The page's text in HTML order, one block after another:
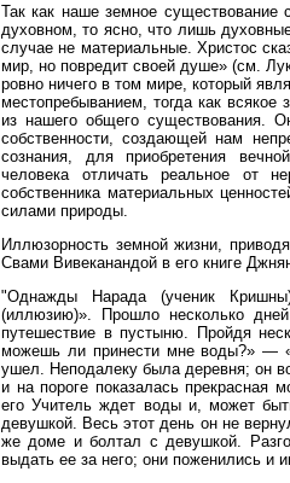
Так как наше земное
духовном, то ясно, что лишь
случае не материальные. Христос
мир, но повредит своей душе» (см.
ровно ничего в том мире, который
местопребыванием, тогда как
из нашего общего существования.
собственности, создающей нам
сознания, для приобретения
человека отличать реальное от
собственника материальных
силами природы.
Иллюзорность земной жизни,
Свами Вивеканандой в его книге
"Однажды Нарада (ученик
(иллюзию)». Прошло несколько
путешествие в пустыню. Пройдя
можешь ли принести мне воды?» —
ушел. Неподалеку была деревня; он
и на пороге показалась прекрасная
его Учитель ждет воды и, может
девушкой. Весь этот день он не
же доме и болтал с девушкой.
выдать ее за него; они поженились и